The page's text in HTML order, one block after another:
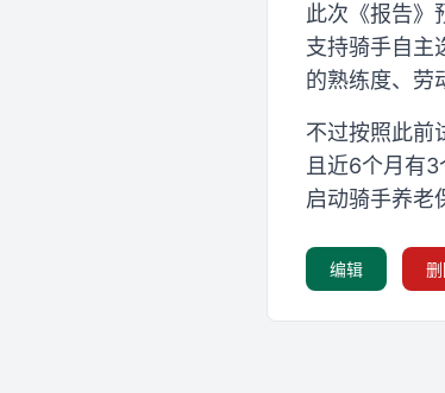
此次《报告》
支持骑手自主
的熟练度、劳
不过按照此前
且近6个月有
启动骑手养老
编辑